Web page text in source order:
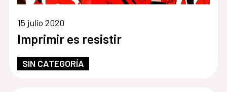
15 julio 2020
Imprimir es resistir
SIN CATEGORÍA